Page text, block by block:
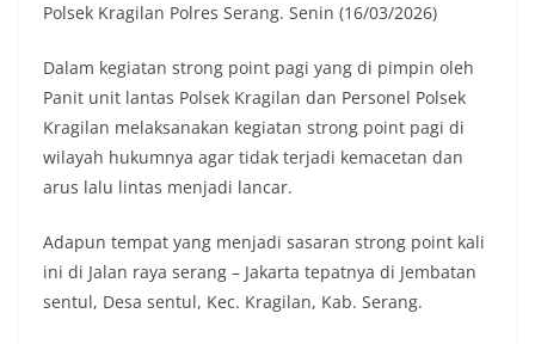
Polsek Kragilan Polres Serang. Senin (16/03/2026)
Dalam kegiatan strong point pagi yang di pimpin oleh
Panit unit lantas Polsek Kragilan dan Personel Polsek
Kragilan melaksanakan kegiatan strong point pagi di
wilayah hukumnya agar tidak terjadi kemacetan dan
arus lalu lintas menjadi lancar.
Adapun tempat yang menjadi sasaran strong point kali
ini di Jalan raya serang – Jakarta tepatnya di Jembatan
sentul, Desa sentul, Kec. Kragilan, Kab. Serang.